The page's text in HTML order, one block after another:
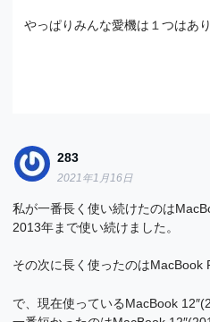
やっぱりみんな愛機は１つはあ
283
2021年1月16日
私が一番長く使い続けたのは
2013年まで使い続けました。
その次に長く使ったのはMacBook
で、現在使っているMacBook